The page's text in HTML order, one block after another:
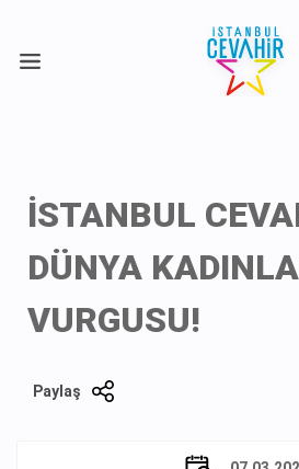
İSTANBUL
DÜNYA
VURGUSU!
Paylaş